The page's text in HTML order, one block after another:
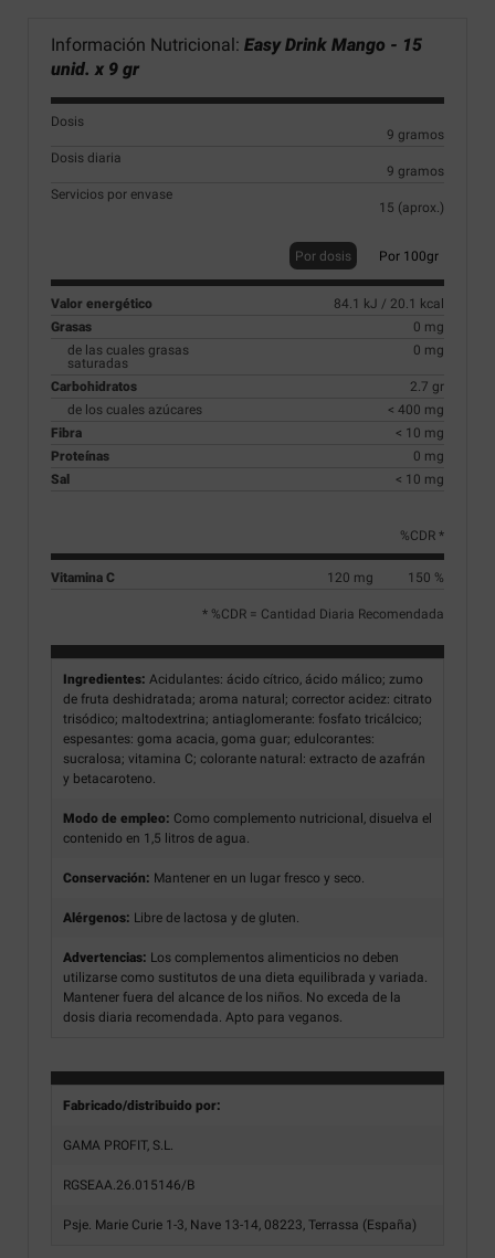
Información Nutricional: Easy Drink Mango - 15
unid. x 9 gr
Dosis
9 gramos
Dosis diaria
9 gramos
Servicios por envase
15 (aprox.)
Por dosis Por 100gr
Valor energético
84.1 kJ / 20.1 kcal
Grasas
0 mg
de las cuales grasas
saturadas
0 mg
Carbohidratos
2.7 gr
de los cuales azúcares
< 400 mg
Fibra
< 10 mg
Proteínas
0 mg
Sal
< 10 mg
%CDR *
Vitamina C 120 mg 150 %
* %CDR = Cantidad Diaria Recomendada
Ingredientes: Acidulantes: ácido cítrico, ácido málico; zumo
de fruta deshidratada; aroma natural; corrector acidez: citrato
trisódico; maltodextrina; antiaglomerante: fosfato tricálcico;
espesantes: goma acacia, goma guar; edulcorantes:
sucralosa; vitamina C; colorante natural: extracto de azafrán
y betacaroteno.
Modo de empleo: Como complemento nutricional, disuelva el
contenido en 1,5 litros de agua.
Conservación: Mantener en un lugar fresco y seco.
Alérgenos: Libre de lactosa y de gluten.
Advertencias: Los complementos alimenticios no deben
utilizarse como sustitutos de una dieta equilibrada y variada.
Mantener fuera del alcance de los niños. No exceda de la
dosis diaria recomendada. Apto para veganos.
Fabricado/distribuido por:
GAMA PROFIT, S.L.
RGSEAA.26.015146/B
Psje. Marie Curie 1-3, Nave 13-14, 08223, Terrassa (España)